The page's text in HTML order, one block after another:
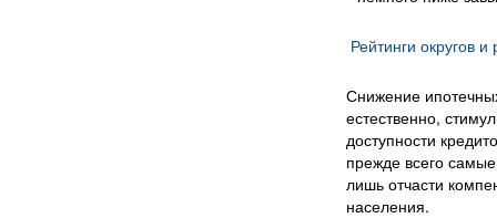
Рейтинги округов
Снижение
естественно,
доступности
прежде всего
лишь отчасти
населения.